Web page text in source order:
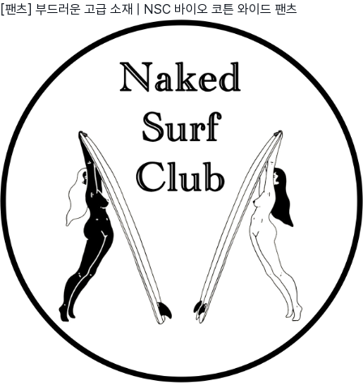
[팬츠] 부드러운 고급 소재 | NSC 바이오 코튼 와이드 팬츠